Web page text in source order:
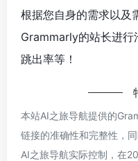
根据您自身的需求以及
Grammarly的站长进行
跳出率等！
本站AI之旅导航提供的
链接的准确性和完整性，
AI之旅导航实际控制，在